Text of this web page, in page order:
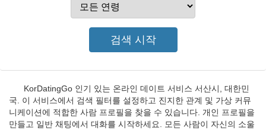
KorDatingGo 인기 있는 온라인 데이트 서비스 서산시, 대한민
국. 이 서비스에서 검색 필터를 설정하고 진지한 관계 및 가상 커뮤
니케이션에 적합한 사람 프로필을 찾을 수 있습니다. 개인 프로필을
만들고 일반 채팅에서 대화를 시작하세요. 모든 사람이 자신의 소울